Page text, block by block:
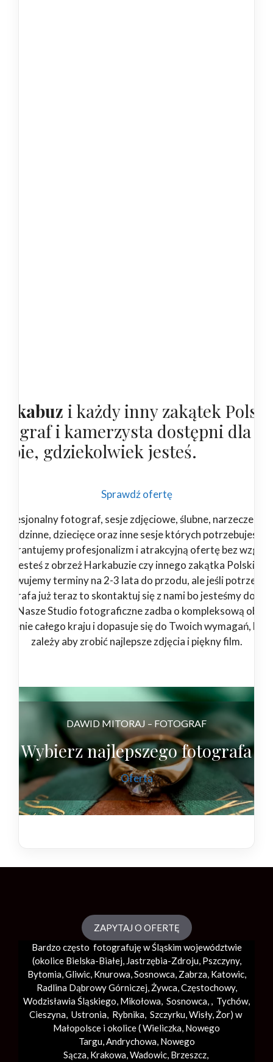
i każdy inny zakątek
i kamerzysta dostępni dla
gdziekolwiek jesteś.
Sprawdź ofertę
fotograf, sesje zdjęciowe, ślubne,
rodzinne, dziecięce oraz inne sesje których potrzebujesz.
profesjonalizm i atrakcyjną ofertę bez
jesteś z obrzeż Harkabuzie czy innego zakątka Polski.
terminy na 2-3 lata do przodu, ale jeśli
już teraz to skontaktuj się z nami bo jesteśmy
7. Nasze Studio fotograficzne zadba o kompleksową
całego kraju i dopasuje się do Twoich wymagań, bo
zależy aby zrobić najlepsze zdjęcia i piękny film.
DAWID MITORAJ – FOTOGRAF
Wybierz najlepszego fotografa
Oferta
ZAPYTAJ O OFERTĘ
Bardzo często fotografuję w Śląskim województwie
(okolice Bielska-Białej, Jastrzębia-Zdroju, Pszczyny,
Bytomia, Gliwic, Knurowa, Sosnowca, Zabrza, Katowic,
Radlina Dąbrowy Górniczej, Żywca, Częstochowy,
Wodzisławia Śląskiego, Mikołowa, Sosnowca, , Tychów,
Cieszyna, Ustronia, Rybnika, Szczyrku, Wisły, Żor) w
Małopolsce i okolice (Wieliczka, Nowego
Targu,Andrychowa, Nowego
Sącza, Krakowa,Wadowic, Brzeszcz,